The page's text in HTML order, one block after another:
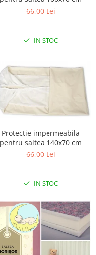
66,00 Lei
IN STOC
Protectie impermeabila
pentru saltea 140x70 cm
66,00 Lei
IN STOC